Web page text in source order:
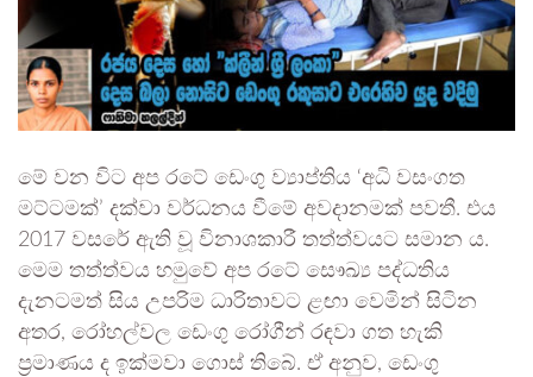
මේ වන විට අප රටේ ඩෙංගු ව්‍යාප්තිය ‘අධි වසංගත
මට්ටමක්’ දක්වා වර්ධනය වීමේ අවදානමක් පවතී. එය
2017 වසරේ ඇති වූ විනාශකාරී තත්ත්වයට සමාන ය.
මෙම තත්ත්වය හමුවේ අප රටේ සෞඛ්‍ය පද්ධතිය
දැනටමත් සිය උපරිම ධාරිතාවට ළඟා වෙමින් සිටින
අතර, රෝහල්වල ඩෙංගු රෝගීන් රඳවා ගත හැකි
ප්‍රමාණය ද ඉක්මවා ගොස් තිබේ. ඒ අනුව, ඩෙංගු